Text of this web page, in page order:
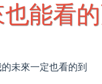
能看
未來一定也看的到